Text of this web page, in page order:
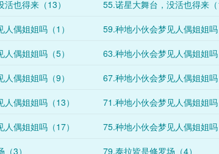
也得来（13） 55.诺星大舞台，没活也得来（
偶姐姐吗（1） 59.种地小伙会梦见人偶姐姐吗
偶姐姐吗（5） 63.种地小伙会梦见人偶姐姐吗
偶姐姐吗（9） 67.种地小伙会梦见人偶姐姐吗
偶姐姐吗（13） 71.种地小伙会梦见人偶姐姐吗
偶姐姐吗（17） 75.种地小伙会梦见人偶姐姐吗
3） 79.泰拉皆是修罗场（4）